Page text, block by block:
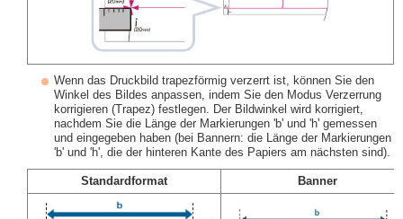
Wenn das Druckbild trapezförmig verzerrt ist, können Sie den
Winkel des Bildes anpassen, indem Sie den Modus Verzerrung
korrigieren (Trapez) festlegen. Der Bildwinkel wird korrigiert,
nachdem Sie die Länge der Markierungen 'b' und 'h' gemessen
und eingegeben haben (bei Bannern: die Länge der Markierungen
'b' und 'h', die der hinteren Kante des Papiers am nächsten sind).
Standardformat Banner